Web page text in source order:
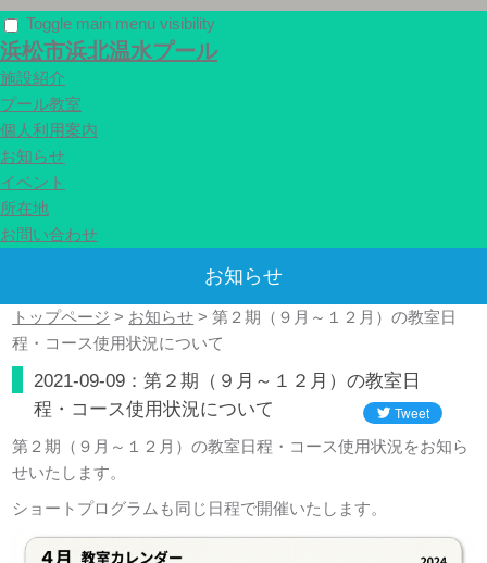
Toggle main menu visibility
浜松市浜北温水プール
施設紹介
プール教室
個人利用案内
お知らせ
イベント
所在地
お問い合わせ
お知らせ
トップページ > お知らせ >第２期（９月～１２月）の教室日
程・コース使用状況について
2021-09-09：第２期（９月～１２月）の教室日
程・コース使用状況について
第２期（９月～１２月）の教室日程・コース使用状況をお知ら
せいたします。
ショートプログラムも同じ日程で開催いたします。